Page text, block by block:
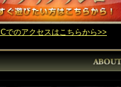
PCでのアクセスはこちらから>>